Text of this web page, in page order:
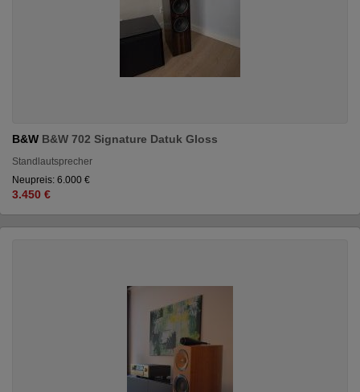
B&W B&W 702 Signature Datuk Gloss
Standlautsprecher
Neupreis: 6.000 €
3.450 €